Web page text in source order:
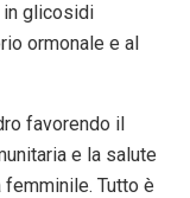
in glicosidi
ormonale e al
favorendo il
e la salute
Tutto è